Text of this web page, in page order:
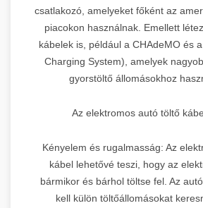
csatlakozó, amelyeket főként az
piacokon használnak. Emellett
kábelek is, például a CHAdeMO és
Charging System), amelyek
gyorstöltő állomásokhoz
Az elektromos autó töltő
Kényelem és rugalmasság: Az
kábel lehetővé teszi, hogy az
bármikor és bárhol töltse fel. Az
kell külön töltőállomásokat